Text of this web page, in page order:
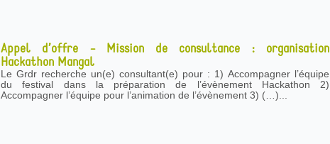
Appel d’offre - Mission de consultance : organisation
Hackathon Mangal
Le Grdr recherche un(e) consultant(e) pour : 1) Accompagner l’équipe
du festival dans la préparation de l’évènement Hackathon 2)
Accompagner l’équipe pour l’animation de l’évènement 3) (…)...